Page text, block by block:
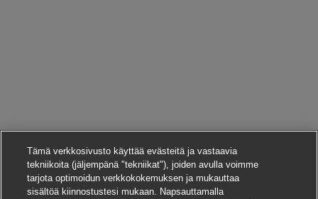
Tämä verkkosivusto käyttää evästeitä ja vastaavia
tekniikoita (jäljempänä "tekniikat"), joiden avulla voimme
tarjota optimoidun verkkokokemuksen ja mukauttaa
sisältöä kiinnostustesi mukaan. Napsauttamalla